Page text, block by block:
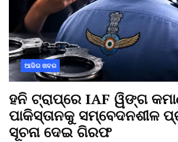
ଆଜିର ଖବର
ହନି ଟ୍ରାପ୍‌ରେ IAF ୱିଙ୍ଗ
ପାକିସ୍ତାନକୁ ସମ୍ବେଦନଶୀଳ
ସୂଚନା ଦେଇ ଗିରଫ